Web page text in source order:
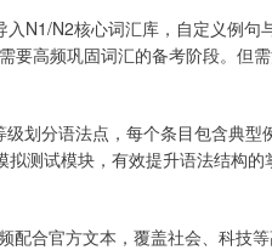
N1/N2核心词汇库，自定义例句
高频巩固词汇的备考阶段。但需
划分语法点，每个条目包含典型例
测试模块，有效提升语法结构的
配合官方文本，覆盖社会、科技